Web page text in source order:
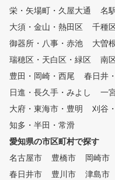
栄・矢場町・久屋大通
名
大須・金山・熱田区
千種
御器所・八事・赤池
大曽
瑞穂区・天白区・緑区
南
豊田・岡崎・西尾
春日井
日進・長久手・みよし
一
大府・東海市・豊明
刈谷
知多・半田・常滑
愛知県の市区町村で探す
名古屋市
豊橋市 岡崎市
春日井市
豊川市 津島市